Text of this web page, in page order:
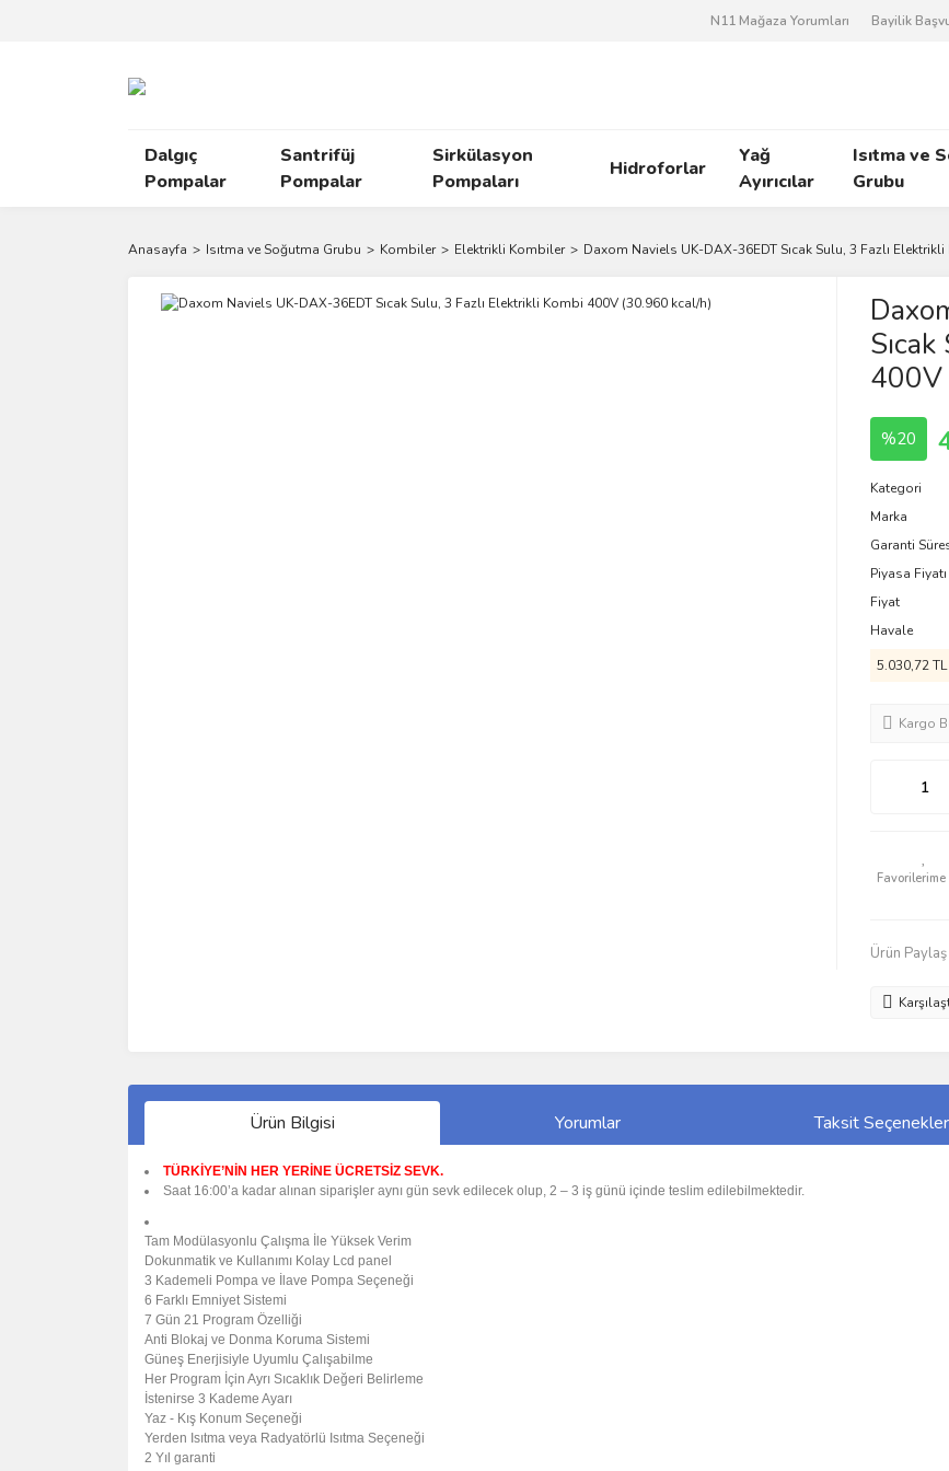
N11 Mağaza Yorumları Bayilik
Dalgıç
Pompalar
Santrifüj
Pompalar
Sirkülasyon
Pompaları
Hidroforlar
Yağ
Ayırıcılar
Isıtma ve
Grubu
Anasayfa Isıtma ve Soğutma Grubu Kombiler Elektrikli Kombiler Daxom Naviels UK-DAX-36EDT Sıcak Sulu, 3 Fazlı
400V
%20
Kategori
Marka
Garanti
Piyasa Fiyatı
Fiyat
Havale
5.030,72
Kargo
Ürün Paylaş
Ürün Bilgisi Yorumlar Taksit
TÜRKİYE’NİN HER YERİNE ÜCRETSİZ SEVK.
Saat 16:00’a kadar alınan siparişler aynı gün sevk edilecek olup, 2 – 3 iş günü içinde teslim edilebilmektedir.
Tam Modülasyonlu Çalışma İle Yüksek Verim
Dokunmatik ve Kullanımı Kolay Lcd panel
3 Kademeli Pompa ve İlave Pompa Seçeneği
6 Farklı Emniyet Sistemi
7 Gün 21 Program Özelliği
Anti Blokaj ve Donma Koruma Sistemi
Güneş Enerjisiyle Uyumlu Çalışabilme
Her Program İçin Ayrı Sıcaklık Değeri Belirleme
İstenirse 3 Kademe Ayarı
Yaz - Kış Konum Seçeneği
Yerden Isıtma veya Radyatörlü Isıtma Seçeneği
2 Yıl garanti